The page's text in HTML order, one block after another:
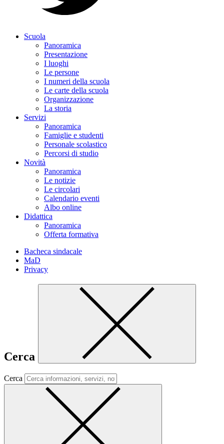
Scuola
Panoramica
Presentazione
I luoghi
Le persone
I numeri della scuola
Le carte della scuola
Organizzazione
La storia
Servizi
Panoramica
Famiglie e studenti
Personale scolastico
Percorsi di studio
Novità
Panoramica
Le notizie
Le circolari
Calendario eventi
Albo online
Didattica
Panoramica
Offerta formativa
Bacheca sindacale
MaD
Privacy
Cerca
Cerca